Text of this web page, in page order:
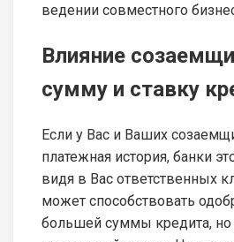
ведении совместного
Влияние
сумму и ставку
Если у Вас и Ваших
платежная история, банки
видя в Вас ответственных
может способствовать
большей суммы кредита,